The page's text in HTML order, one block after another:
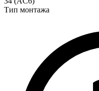
Тип монтажа